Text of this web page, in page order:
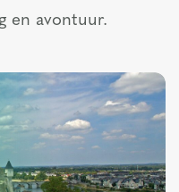
en avontuur.